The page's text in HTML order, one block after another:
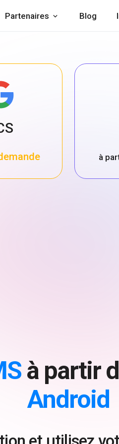
Partenaires Blog
à
à partir
Android